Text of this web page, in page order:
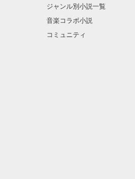
ジャンル別小説一覧
音楽コラボ小説
コミュニティ